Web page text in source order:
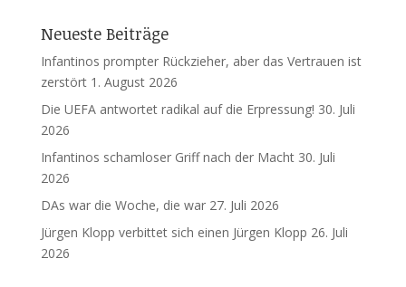
Neueste Beiträge
Infantinos prompter Rückzieher, aber das Vertrauen ist
zerstört 1. August 2026
Die UEFA antwortet radikal auf die Erpressung! 30. Juli
2026
Infantinos schamloser Griff nach der Macht 30. Juli
2026
DAs war die Woche, die war 27. Juli 2026
Jürgen Klopp verbittet sich einen Jürgen Klopp 26. Juli
2026